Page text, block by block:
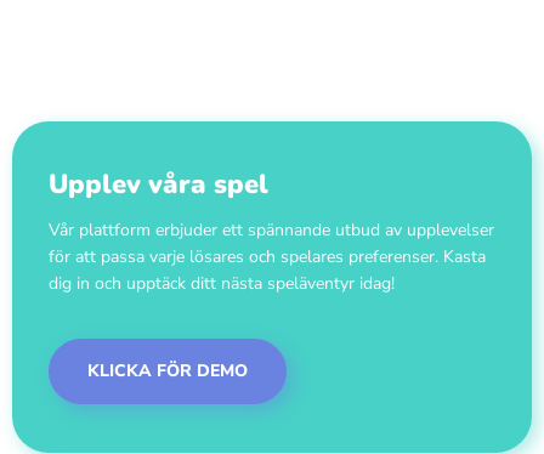
Upplev våra spel
Vår plattform erbjuder ett spännande utbud av upplevelser
för att passa varje lösares och spelares preferenser. Kasta
dig in och upptäck ditt nästa speläventyr idag!
KLICKA FÖR DEMO